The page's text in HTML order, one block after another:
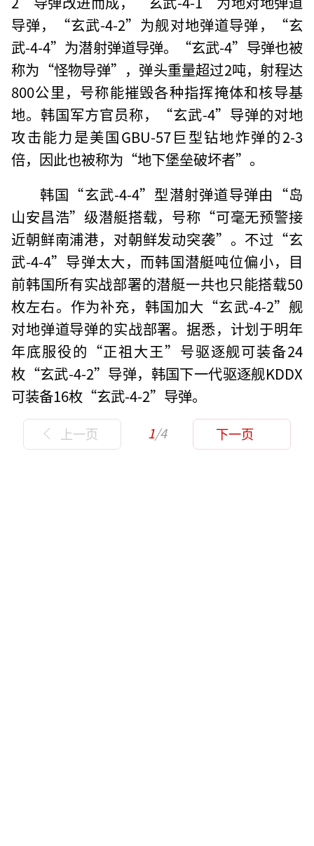
导弹，“玄武-4-2”为舰对地弹道导弹，“玄
武-4-4”为潜射弹道导弹。“玄武-4”导弹也被
称为“怪物导弹”，弹头重量超过2吨，射程达
800公里，号称能摧毁各种指挥掩体和核导基
地。韩国军方官员称，“玄武-4”导弹的对地
攻击能力是美国GBU-57巨型钻地炸弹的2-3
倍，因此也被称为“地下堡垒破坏者”。
韩国“玄武-4-4”型潜射弹道导弹由“岛
山安昌浩”级潜艇搭载，号称“可毫无预警接
近朝鲜南浦港，对朝鲜发动突袭”。不过“玄
武-4-4”导弹太大，而韩国潜艇吨位偏小，目
前韩国所有实战部署的潜艇一共也只能搭载50
枚左右。作为补充，韩国加大“玄武-4-2”舰
对地弹道导弹的实战部署。据悉，计划于明年
年底服役的“正祖大王”号驱逐舰可装备24
枚“玄武-4-2”导弹，韩国下一代驱逐舰KDDX
可装备16枚“玄武-4-2”导弹。
上一页 1/4 下一页